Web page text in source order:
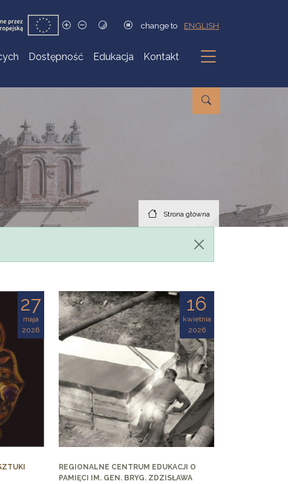
change to ENGLISH
Dostępność Edukacja Kontakt
Podmenu
Strona główna
27
maja
2026
16
kwietnia
2026
REGIONALNE CENTRUM EDUKACJI O
PAMIĘCI IM. GEN. BRYG. ZDZISŁAWA